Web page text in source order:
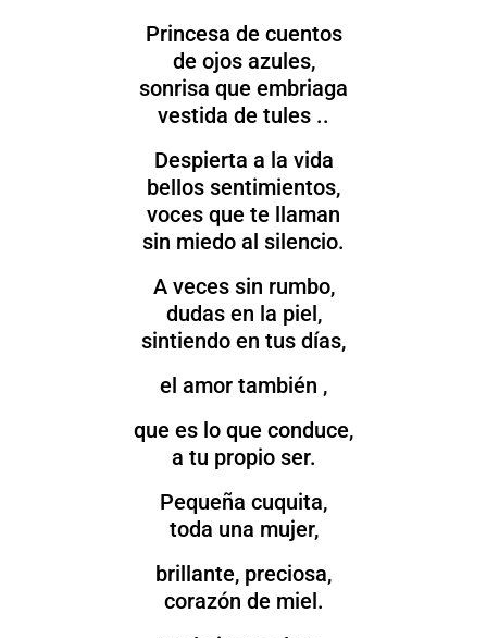
Princesa de cuentos
de ojos azules,
sonrisa que embriaga
vestida de tules ..
Despierta a la vida
bellos sentimientos,
voces que te llaman
sin miedo al silencio.
A veces sin rumbo,
dudas en la piel,
sintiendo en tus días,
el amor también ,
que es lo que conduce,
a tu propio ser.
Pequeña cuquita,
toda una mujer,
brillante, preciosa,
corazón de miel.